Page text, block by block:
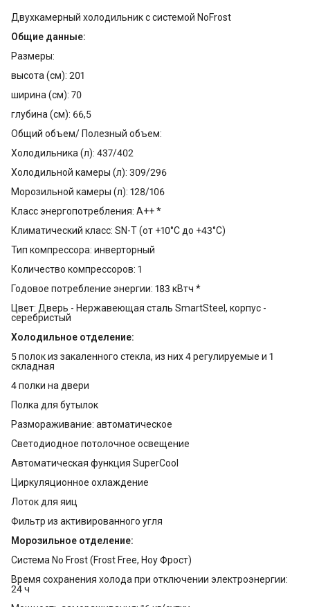
Двухкамерный холодильник с системой NoFrost
Общие данные:
Размеры:
высота (см): 201
ширина (см): 70
глубина (см): 66,5
Общий объем/ Полезный объем:
Холодильника (л): 437/402
Холодильной камеры (л): 309/296
Морозильной камеры (л): 128/106
Класс энергопотребления: A++ *
Климатический класс: SN-T (от +10°С до +43°С)
Тип компрессора: инверторный
Количество компрессоров: 1
Годовое потребление энергии: 183 кВтч *
Цвет: Дверь - Нержавеющая сталь SmartSteel, корпус -
серебристый
Холодильное отделение:
5 полок из закаленного стекла, из них 4 регулируемые и 1
складная
4 полки на двери
Полка для бутылок
Размораживание: автоматическое
Светодиодное потолочное освещение
Автоматическая функция SuperСool
Циркуляционное охлаждение
Лоток для яиц
Фильтр из активированного угля
Морозильное отделение:
Система No Frost (Frost Free, Ноу Фрост)
Время сохранения холода при отключении электроэнергии:
24 ч